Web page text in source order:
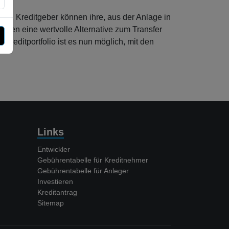
Kreditgeber können ihre, aus der Anlage in
eine wertvolle Alternative zum Transfer
ist es nun möglich, mit den
Links
Entwickler
Gebührentabelle für Kreditnehmer
Gebührentabelle für Anleger
Investieren
Kreditantrag
Sitemap